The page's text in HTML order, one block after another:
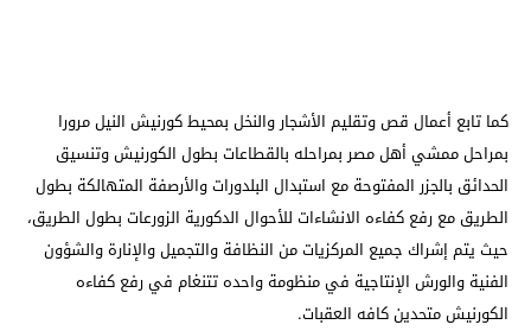
كما تابع أعمال قص وتقليم الأشجار والنخل بمحيط كورنيش النيل مرورا
بمراحل ممشي أهل مصر بمراحله بالقطاعات بطول الكورنيش وتنسيق
الحدائق بالجزر المفتوحة مع استبدال البلدورات والأرصفة المتهالكة بطول
الطريق مع رفع كفاءه الانشاءات للأحوال الدكورية الزورعات بطول الطريق،
حيث يتم إشراك جميع المركزيات من النظافة والتجميل والإنارة والشؤون
الفنية والورش الإنتاجية في منظومة واحده تتنغام في رفع كفاءه
الكورنيش متحدين كافه العقبات.